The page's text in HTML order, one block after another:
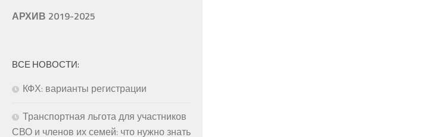
АРХИВ 2019-2025
ВСЕ НОВОСТИ:
КФХ: варианты регистрации
Транспортная льгота для участников
СВО и членов их семей: что нужно знать